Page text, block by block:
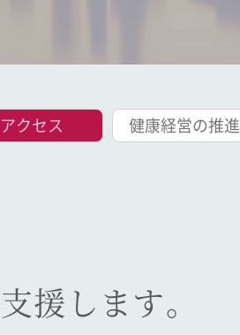
アクセス 健康経営の推進
援します。